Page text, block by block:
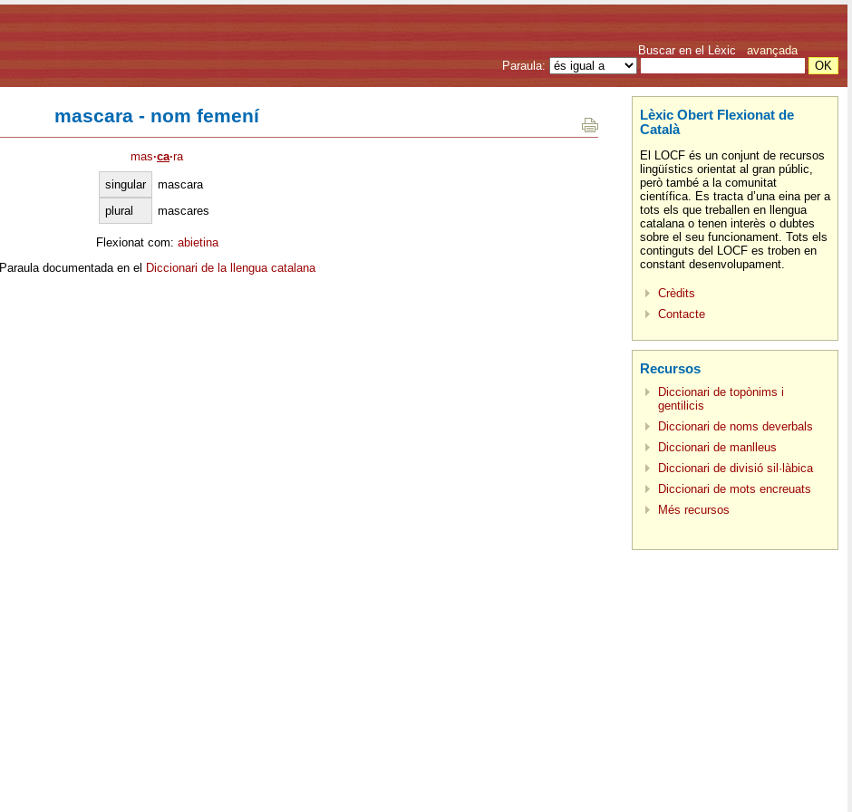
Buscar en el Lèxic avançada
Paraula:
mascara - nom femení
mas·ca·ra
singular
mascara
plural
mascares
Flexionat com: abietina
Paraula documentada en el Diccionari de la llengua catalana
Lèxic Obert Flexionat de
Català
El LOCF és un conjunt de recursos
lingüístics orientat al gran públic,
però també a la comunitat
científica. Es tracta d’una eina per a
tots els que treballen en llengua
catalana o tenen interès o dubtes
sobre el seu funcionament. Tots els
continguts del LOCF es troben en
constant desenvolupament.
Crèdits
Contacte
Recursos
Diccionari de topònims i
gentilicis
Diccionari de noms deverbals
Diccionari de manlleus
Diccionari de divisió sil·làbica
Diccionari de mots encreuats
Més recursos